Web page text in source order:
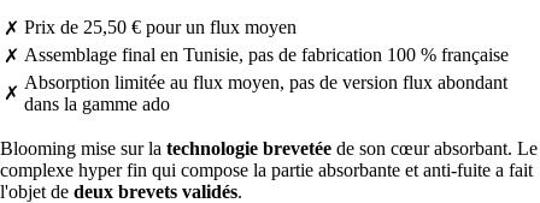
✗ Prix de 25,50 € pour un flux moyen
✗ Assemblage final en Tunisie, pas de fabrication 100 % française
✗
Absorption limitée au flux moyen, pas de version flux abondant
dans la gamme ado
Blooming mise sur la technologie brevetée de son cœur absorbant. Le
complexe hyper fin qui compose la partie absorbante et anti-fuite a fait
l'objet de deux brevets validés.